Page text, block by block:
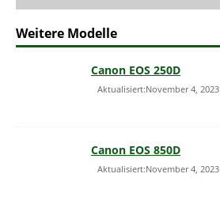
Weitere Modelle
Canon EOS 250D
Aktualisiert:November 4, 2023
Canon EOS 850D
Aktualisiert:November 4, 2023